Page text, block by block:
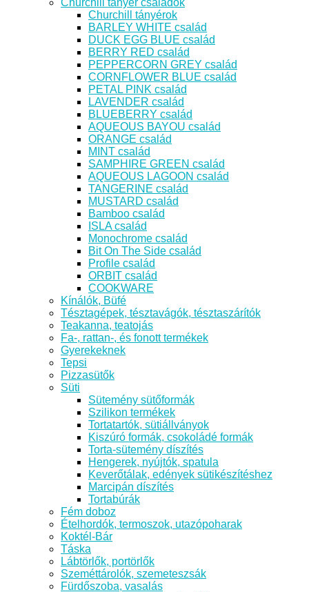
Churchill tányérok
BARLEY WHITE család
DUCK EGG BLUE család
BERRY RED család
PEPPERCORN GREY család
CORNFLOWER BLUE család
PETAL PINK család
LAVENDER család
BLUEBERRY család
AQUEOUS BAYOU család
ORANGE család
MINT család
SAMPHIRE GREEN család
AQUEOUS LAGOON család
TANGERINE család
MUSTARD család
Bamboo család
ISLA család
Monochrome család
Bit On The Side család
Profile család
ORBIT család
COOKWARE
Kínálók, Büfé
Tésztagépek, tésztavágók, tésztaszárítók
Teakanna, teatojás
Fa-, rattan-, és fonott termékek
Gyerekeknek
Tepsi
Pizzasütők
Süti
Sütemény sütőformák
Szilikon termékek
Tortatartók, sütiállványok
Kiszúró formák, csokoládé formák
Torta-sütemény díszítés
Hengerek, nyújtók, spatula
Keverőtálak, edények sütikészítéshez
Marcipán díszítés
Tortabúrák
Fém doboz
Ételhordók, termoszok, utazópoharak
Koktél-Bár
Táska
Lábtörlők, portörlők
Szeméttárolók, szemeteszsák
Fürdőszoba, vasalás